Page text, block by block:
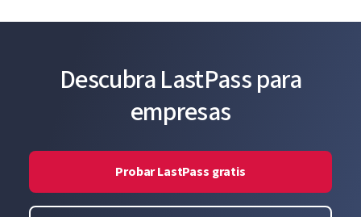
Descubra LastPass para
empresas
Probar LastPass gratis